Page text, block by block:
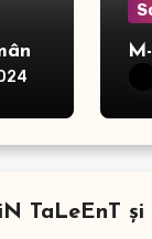
TaLeEnT